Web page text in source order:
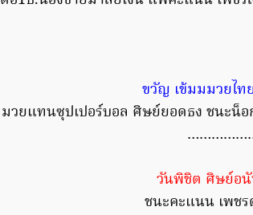
ขวัญ เข้มมมวยไท
มวยแทนซุปเปอร์บอล ศิษย์ยอดธง ชนะน็อ
วันพิชิต ศิษย์อนั
ชนะคะแนน เพช